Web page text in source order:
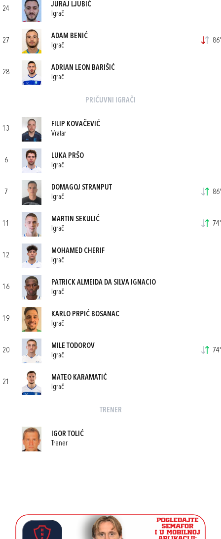
24
JURAJ LJUBIĆ
Igrač
27
ADAM BENIĆ
Igrač
86'
28
ADRIAN LEON BARIŠIĆ
Igrač
PRIČUVNI IGRAČI
13
FILIP KOVAČEVIĆ
Vratar
6
LUKA PRŠO
Igrač
7
DOMAGOJ STRANPUT
Igrač
86'
11
MARTIN SEKULIĆ
Igrač
74'
12
MOHAMED CHERIF
Igrač
16
PATRICK ALMEIDA DA SILVA IGNACIO
Igrač
19
KARLO PRPIĆ BOSANAC
Igrač
20
MILE TODOROV
Igrač
74'
21
MATEO KARAMATIĆ
Igrač
TRENER
IGOR TOLIĆ
Trener